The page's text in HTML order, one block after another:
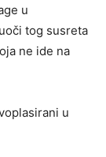
u
tog susreta
ne ide na
u